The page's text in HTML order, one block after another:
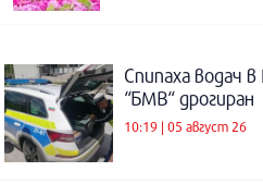
Спипаха водач
“БМВ“ дрогиран
10:19 | 05 август 26